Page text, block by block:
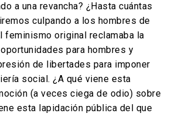
a una revancha? ¿Hasta cuántas
culpando a los hombres de
feminismo original reclamaba la
para hombres y
de libertades para imponer
social. ¿A qué viene esta
(a veces ciega de odio) sobre
esta lapidación pública del que